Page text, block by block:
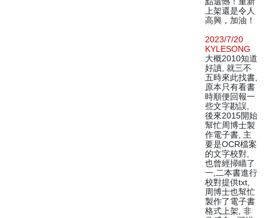
上架還是令人
高興，加油！
2023/7/20
KYLESONG
大概2010知道
好讀, 就三不
五時來此找書,
原本只有看書
時順便回報一
些文字勘誤,
後來2015開始
幫忙周博士製
作電子書, 主
要是OCR檔案
的文字校對,
也曾經掃瞄了
一,二本書進行
校對提供txt,
周博士也幫忙
製作了電子書
格式上架, 非